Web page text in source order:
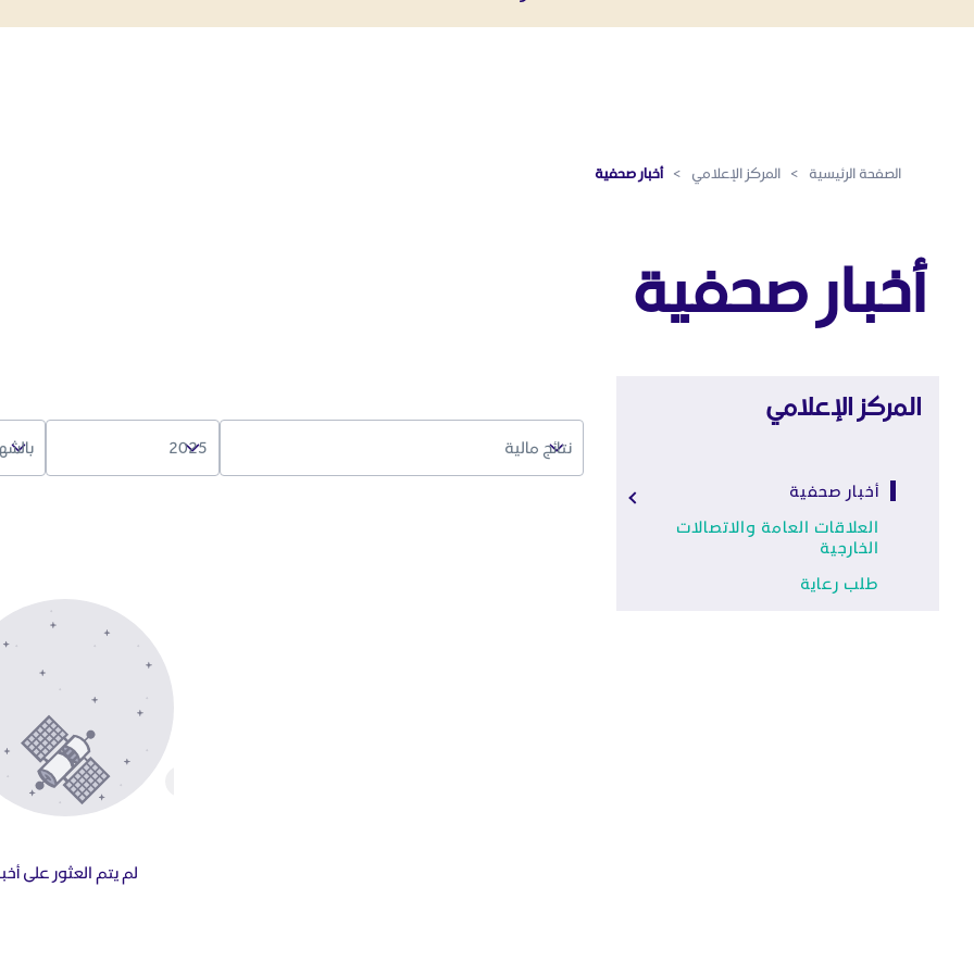
تخطي إلى المحتوى الرئيسي
أخبار صحفية - المركز الإعلامي
الصفحة الرئيسية > المركز الإعلامي > أخبار صحفية
أخبار صحفية
المركز الإعلامي
أخبار صحفية
العلاقات العامة والاتصالات
الخارجية
طلب رعاية
لم يتم العثور على